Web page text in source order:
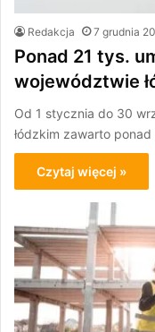
Redakcja 7 grudnia
Ponad 21 tys.
województwie
Od 1 stycznia do 30
łódzkim zawarto ponad
Czytaj więcej »